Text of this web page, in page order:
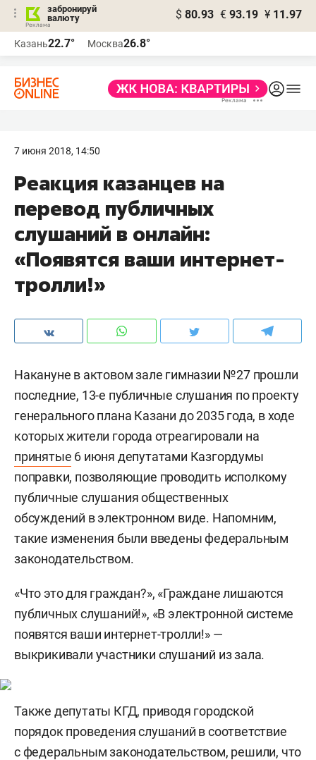
забронируй
валюту
$ 80.93 € 93.19 ¥ 11.97
Казань22.7° Москва26.8°
7 июня 2018, 14:50
Реакция казанцев на
перевод публичных
слушаний в онлайн:
«Появятся ваши интернет-
тролли!»
Накануне в актовом зале гимназии №27 прошли
последние, 13-е публичные слушания по проекту
генерального плана Казани до 2035 года, в ходе
которых жители города отреагировали на
принятые 6 июня депутатами Казгордумы
поправки, позволяющие проводить исполкому
публичные слушания общественных
обсуждений в электронном виде. Напомним,
такие изменения были введены федеральным
законодательством.
«Что это для граждан?», «Граждане лишаются
публичных слушаний!», «В электронной системе
появятся ваши интернет-тролли!» —
выкрикивали участники слушаний из зала.
Также депутаты КГД, приводя городской
порядок проведения слушаний в соответствие
с федеральным законодательством, решили, что